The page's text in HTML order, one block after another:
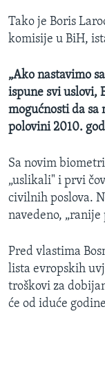
Tako je Boris
komisije u BiH,
„Ako nastavimo
ispune svi uslovi,
mogućnosti da
polovini 2010.
Sa novim
„uslikali" i prvi
civilnih poslova.
navedeno, „ranije
Pred vlastima
lista evropskih
troškovi za
će od iduće